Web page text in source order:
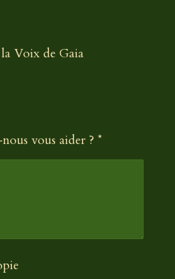
Voix de Gaia
vous aider ? *